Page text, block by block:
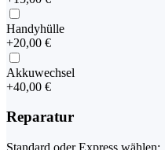
Handyhülle
+20,00 €
Akkuwechsel
+40,00 €
Reparatur